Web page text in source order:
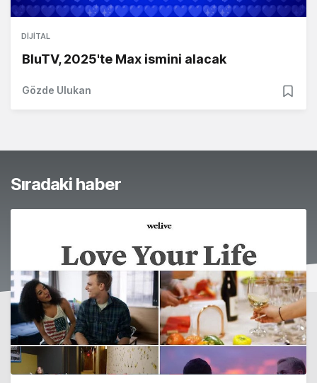
DIJITAL
BluTV, 2025'te Max ismini alacak
Gözde Ulukan
Sıradaki haber